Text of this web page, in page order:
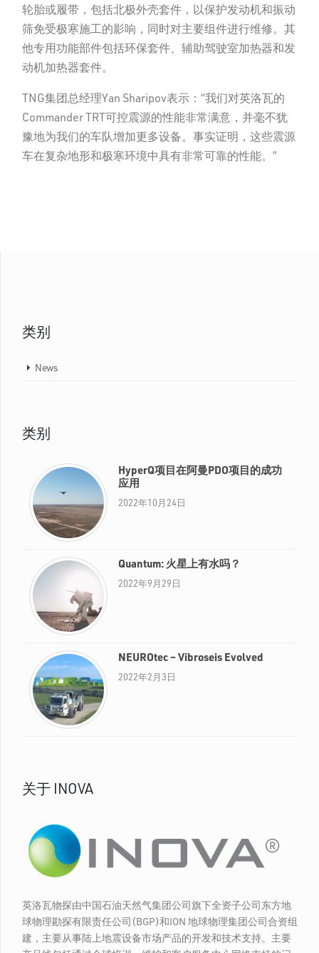
轮胎或履带，包括北极外壳套件，以保护发动机和振动
筛免受极寒施工的影响，同时对主要组件进行维修。其
他专用功能部件包括环保套件、辅助驾驶室加热器和发
动机加热器套件。
TNG集团总经理Yan Sharipov表示：“我们对英洛瓦的
Commander TRT可控震源的性能非常满意，并毫不犹
豫地为我们的车队增加更多设备。事实证明，这些震源
车在复杂地形和极寒环境中具有非常可靠的性能。”
类别
News
类别
HyperQ项目在阿曼PDO项目的成功
应用
2022年10月24日
Quantum: 火星上有水吗？
2022年9月29日
NEUROtec – Vibroseis Evolved
2022年2月3日
关于 INOVA
英洛瓦物探由中国石油天然气集团公司旗下全资子公司东方地
球物理勘探有限责任公司(BGP)和ION 地球物理集团公司合资组
建，主要从事陆上地震设备市场产品的开发和技术支持。主要